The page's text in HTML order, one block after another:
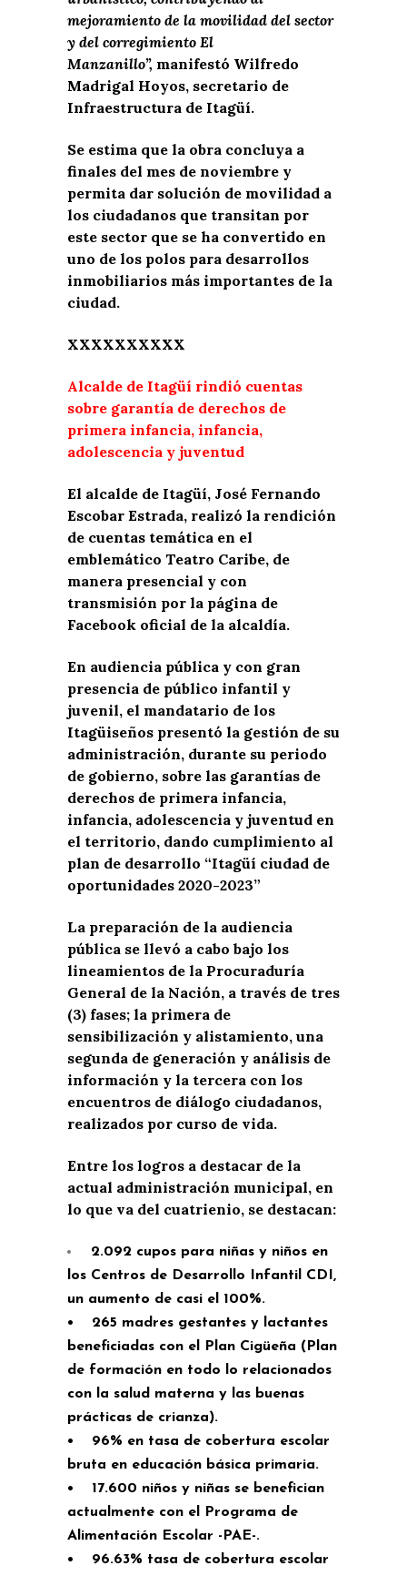
mejoramiento de la movilidad del sector
y del corregimiento El
Manzanillo”, manifestó Wilfredo
Madrigal Hoyos, secretario de
Infraestructura de Itagüí.
Se estima que la obra concluya a
finales del mes de noviembre y
permita dar solución de movilidad a
los ciudadanos que transitan por
este sector que se ha convertido en
uno de los polos para desarrollos
inmobiliarios más importantes de la
ciudad.
XXXXXXXXXX
Alcalde de Itagüí rindió cuentas
sobre garantía de derechos de
primera infancia, infancia,
adolescencia y juventud
El alcalde de Itagüí, José Fernando
Escobar Estrada, realizó la rendición
de cuentas temática en el
emblemático Teatro Caribe, de
manera presencial y con
transmisión por la página de
Facebook oficial de la alcaldía.
En audiencia pública y con gran
presencia de público infantil y
juvenil, el mandatario de los
Itagüiseños presentó la gestión de su
administración, durante su periodo
de gobierno, sobre las garantías de
derechos de primera infancia,
infancia, adolescencia y juventud en
el territorio, dando cumplimiento al
plan de desarrollo “Itagüí ciudad de
oportunidades 2020-2023”
La preparación de la audiencia
pública se llevó a cabo bajo los
lineamientos de la Procuraduría
General de la Nación, a través de tres
(3) fases; la primera de
sensibilización y alistamiento, una
segunda de generación y análisis de
información y la tercera con los
encuentros de diálogo ciudadanos,
realizados por curso de vida.
Entre los logros a destacar de la
actual administración municipal, en
lo que va del cuatrienio, se destacan:
2.092 cupos para niñas y niños en
los Centros de Desarrollo Infantil CDI,
un aumento de casi el 100%.
• 265 madres gestantes y lactantes
beneficiadas con el Plan Cigüeña (Plan
de formación en todo lo relacionados
con la salud materna y las buenas
prácticas de crianza).
• 96% en tasa de cobertura escolar
bruta en educación básica primaria.
• 17.600 niños y niñas se benefician
actualmente con el Programa de
Alimentación Escolar -PAE-.
• 96.63% tasa de cobertura escolar